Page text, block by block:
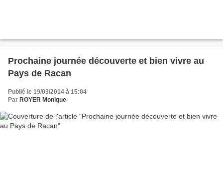
Prochaine journée découverte et bien vivre au
Pays de Racan
Publié le 19/03/2014 à 15:04
Par ROYER Monique